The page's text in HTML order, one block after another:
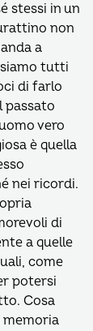
stessi in un
non
a
tutti
di farlo
passato
vero
è quella
nei ricordi.
di
a quelle
come
potersi
Cosa
memoria